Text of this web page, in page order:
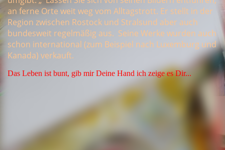
an ferne Orte weit weg vom Alltagstrott. Er stellt in der
Region zwischen Rostock und Stralsund aber auch
bundesweit regelmäßig aus. Seine Werke wurden auch
schon international (zum Beispiel nach Luxemburg und
Kanada) verkauft.
Das Leben ist bunt, gib mir Deine Hand ich zeige es Dir...